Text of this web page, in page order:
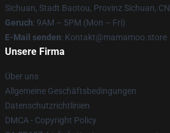
Sichuan, Stadt Baotou, Provinz Sichuan, CN
Geruch: 9AM – 5PM (Mon – Fri)
E-Mail senden: Kontakt@mamamoo.store
Unsere Firma
Über uns
Allgemeine Geschäftsbedingungen
Datenschutzrichtlinien
DMCA - Copyright Policy